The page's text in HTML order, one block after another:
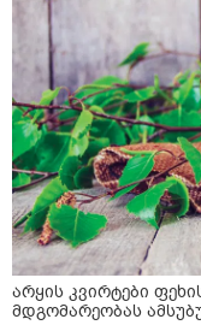
არყის კვირტები
მდგომარეობას